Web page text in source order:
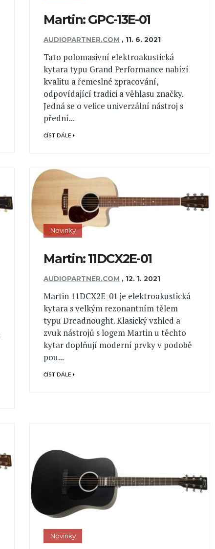
Martin: GPC-13E-01
AUDIOPARTNER.COM , 11. 6. 2021
Tato polomasivní elektroakustická
kytara typu Grand Performance nabízí
kvalitu a řemeslné zpracování,
odpovídající tradici a věhlasu značky.
Jedná se o velice univerzální nástroj s
přední...
ČÍST DÁLE
Novinky
Martin: 11DCX2E-01
AUDIOPARTNER.COM , 12. 1. 2021
Martin 11DCX2E-01 je elektroakustická
kytara s velkým rezonantním tělem
typu Dreadnought. Klasický vzhled a
zvuk nástrojů s logem Martin u těchto
kytar doplňují moderní prvky v podobě
pou...
ČÍST DÁLE
Novinky